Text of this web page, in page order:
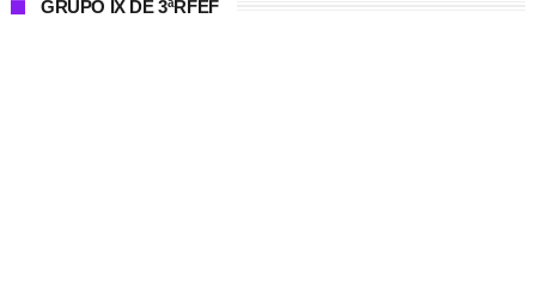
GRUPO IX DE 3ªRFEF